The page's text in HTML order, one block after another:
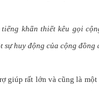
khẩn thiết kêu gọi
sự huy động của cộng đồng
giúp rất lớn và cũng là một